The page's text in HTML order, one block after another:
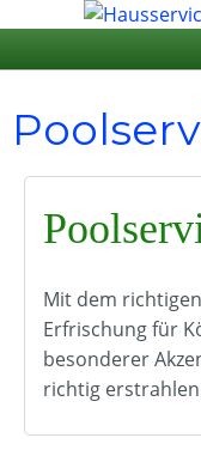
Skip to content
Mit dem
Erfrischung für
besonderer
richtig